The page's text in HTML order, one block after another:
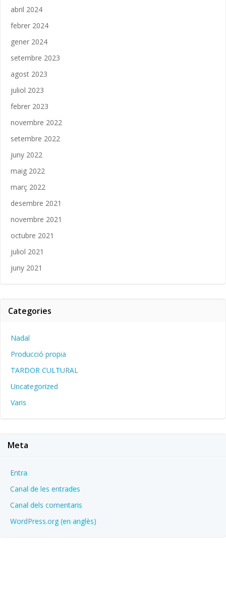
abril 2024
febrer 2024
gener 2024
setembre 2023
agost 2023
juliol 2023
febrer 2023
novembre 2022
setembre 2022
juny 2022
maig 2022
març 2022
desembre 2021
novembre 2021
octubre 2021
juliol 2021
juny 2021
Categories
Nadal
Producció propia
TARDOR CULTURAL
Uncategorized
Varis
Meta
Entra
Canal de les entrades
Canal dels comentaris
WordPress.org (en anglès)